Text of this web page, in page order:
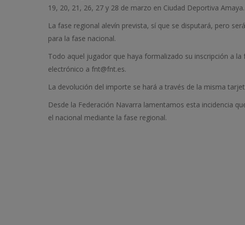
19, 20, 21, 26, 27 y 28 de marzo en Ciudad Deportiva Amaya.
La fase regional alevín prevista, sí que se disputará, pero
para la fase nacional.
Todo aquel jugador que haya formalizado su inscripción a
electrónico a fnt@fnt.es.
La devolución del importe se hará a través de la misma
Desde la Federación Navarra lamentamos esta incidencia
el nacional mediante la fase regional.